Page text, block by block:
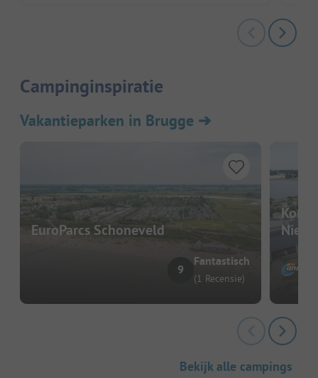
Campinginspiratie
Vakantieparken in Brugge ➔
EuroParcs Schoneveld
9
Fantastisch
(1 Recensie)
Bekijk alle campings